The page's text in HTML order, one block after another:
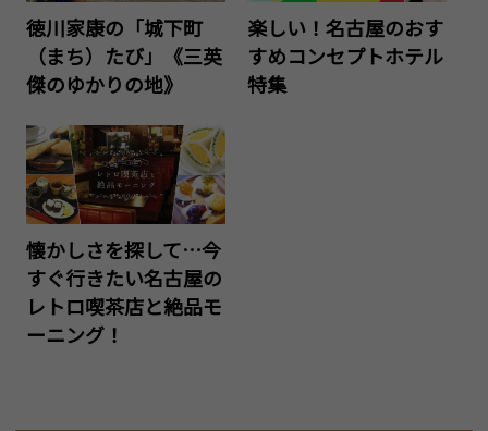
徳川家康の「城下町
（まち）たび」《三英
傑のゆかりの地》
楽しい！名古屋のおす
すめコンセプトホテル
特集
懐かしさを探して…今
すぐ行きたい名古屋の
レトロ喫茶店と絶品モ
ーニング！